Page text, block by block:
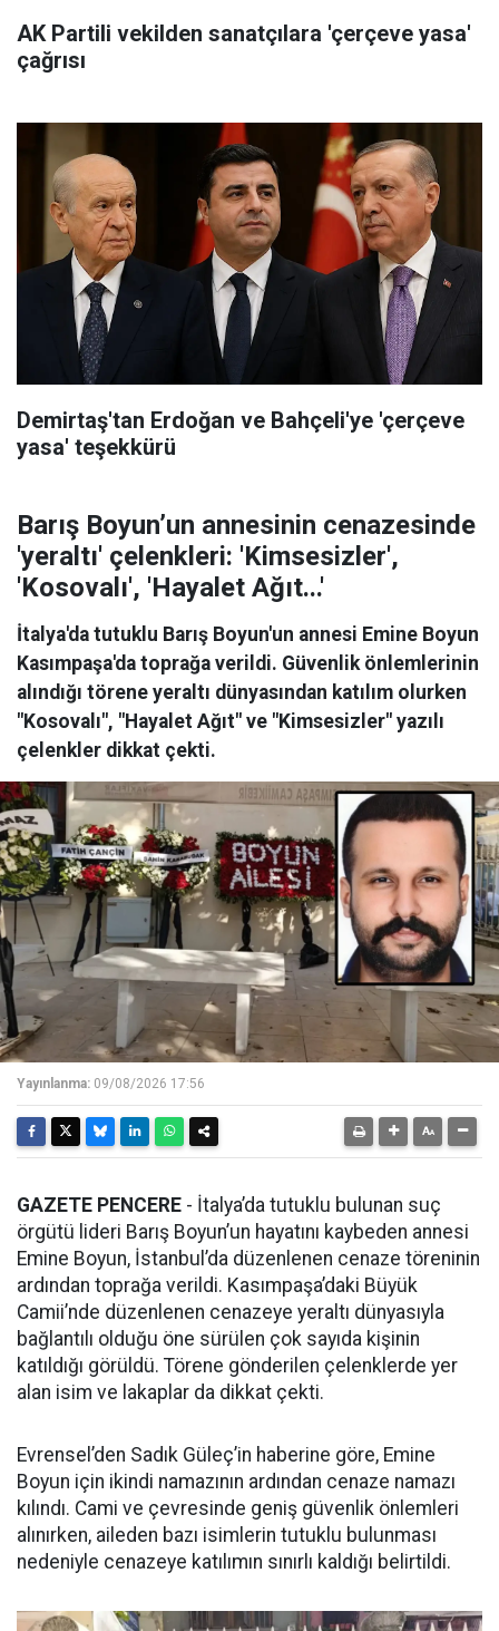
AK Partili vekilden sanatçılara 'çerçeve yasa'
çağrısı
Demirtaş'tan Erdoğan ve Bahçeli'ye 'çerçeve
yasa' teşekkürü
Barış Boyun’un annesinin cenazesinde
'yeraltı' çelenkleri: 'Kimsesizler',
'Kosovalı', 'Hayalet Ağıt...'
İtalya'da tutuklu Barış Boyun'un annesi Emine Boyun
Kasımpaşa'da toprağa verildi. Güvenlik önlemlerinin
alındığı törene yeraltı dünyasından katılım olurken
"Kosovalı", "Hayalet Ağıt" ve "Kimsesizler" yazılı
çelenkler dikkat çekti.
Yayınlanma: 09/08/2026 17:56
GAZETE PENCERE - İtalya’da tutuklu bulunan suç
örgütü lideri Barış Boyun’un hayatını kaybeden annesi
Emine Boyun, İstanbul’da düzenlenen cenaze töreninin
ardından toprağa verildi. Kasımpaşa’daki Büyük
Camii’nde düzenlenen cenazeye yeraltı dünyasıyla
bağlantılı olduğu öne sürülen çok sayıda kişinin
katıldığı görüldü. Törene gönderilen çelenklerde yer
alan isim ve lakaplar da dikkat çekti.
Evrensel’den Sadık Güleç’in haberine göre, Emine
Boyun için ikindi namazının ardından cenaze namazı
kılındı. Cami ve çevresinde geniş güvenlik önlemleri
alınırken, aileden bazı isimlerin tutuklu bulunması
nedeniyle cenazeye katılımın sınırlı kaldığı belirtildi.